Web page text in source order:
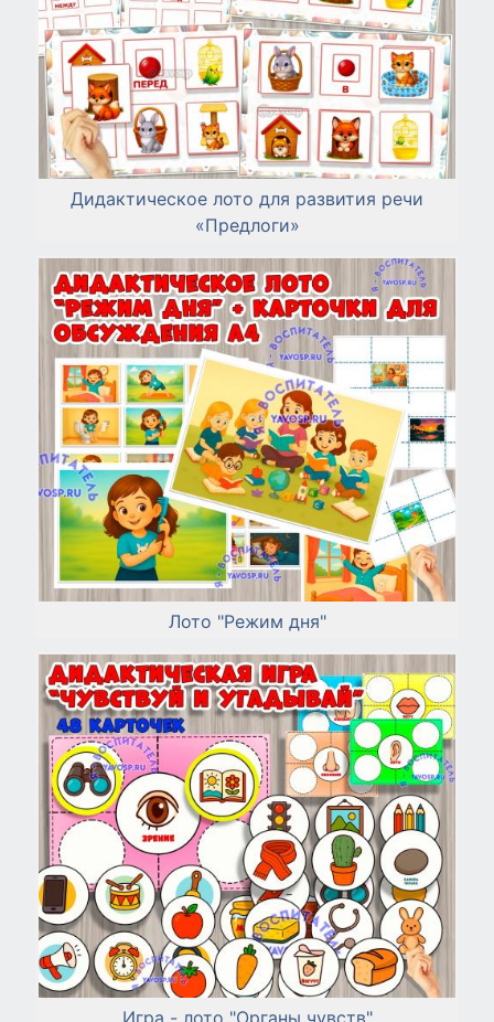
Дидактическое лото для развития речи
«Предлоги»
Лото "Режим дня"
Игра - лото "Органы чувств"